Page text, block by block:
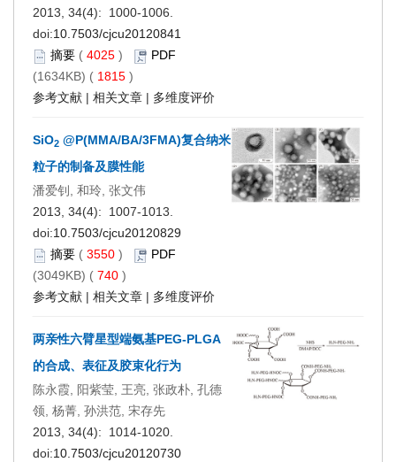
2013, 34(4): 1000-1006.
doi:10.7503/cjcu20120841
摘要 ( 4025 )
PDF
(1634KB) ( 1815 )
参考文献 | 相关文章 | 多维度评价
SiO2 @P(MMA/BA/3FMA)复合纳米
粒子的制备及膜性能
潘爱钊, 和玲, 张文伟
2013, 34(4): 1007-1013.
doi:10.7503/cjcu20120829
摘要 ( 3550 )
PDF
(3049KB) ( 740 )
参考文献 | 相关文章 | 多维度评价
两亲性六臂星型端氨基PEG-PLGA
的合成、表征及胶束化行为
陈永霞, 阳紫莹, 王亮, 张政朴, 孔德
领, 杨菁, 孙洪范, 宋存先
2013, 34(4): 1014-1020.
doi:10.7503/cjcu20120730